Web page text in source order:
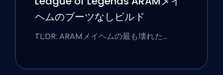
ヘムのブーツなしビルド
TL;DR: ARAMメイヘムの最も壊れた…